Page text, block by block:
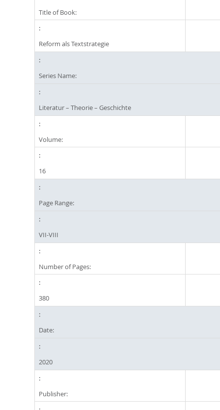
Title of Book:
Reform als Textstrategie
Series Name:
Literatur – Theorie – Geschichte
Volume:
16
Page Range:
VII-VIII
Number of Pages:
380
Date:
2020
Publisher: